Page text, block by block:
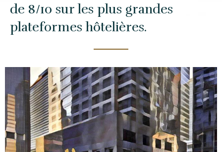
de 8/10 sur les plus grandes
plateformes hôtelières.